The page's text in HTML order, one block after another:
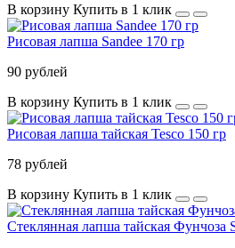
В корзину Купить в 1 клик
Рисовая лапша Sandee 170 гр
90 рублей
В корзину Купить в 1 клик
Рисовая лапша тайская Tesco 150 гр
78 рублей
В корзину Купить в 1 клик
Стеклянная лапша тайская Фунчоза